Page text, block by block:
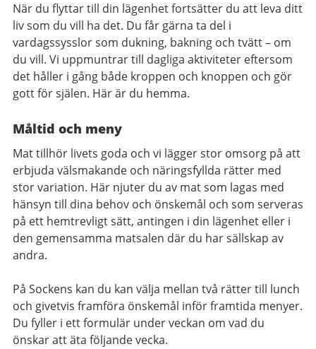
När du flyttar till din lägenhet fortsätter du att leva ditt
liv som du vill ha det. Du får gärna ta del i
vardagssysslor som dukning, bakning och tvätt – om
du vill. Vi uppmuntrar till dagliga aktiviteter eftersom
det håller i gång både kroppen och knoppen och gör
gott för själen. Här är du hemma.
Måltid och meny
Mat tillhör livets goda och vi lägger stor omsorg på att
erbjuda välsmakande och näringsfyllda rätter med
stor variation. Här njuter du av mat som lagas med
hänsyn till dina behov och önskemål och som serveras
på ett hemtrevligt sätt, antingen i din lägenhet eller i
den gemensamma matsalen där du har sällskap av
andra.
På Sockens kan du kan välja mellan två rätter till lunch
och givetvis framföra önskemål inför framtida menyer.
Du fyller i ett formulär under veckan om vad du
önskar att äta följande vecka.